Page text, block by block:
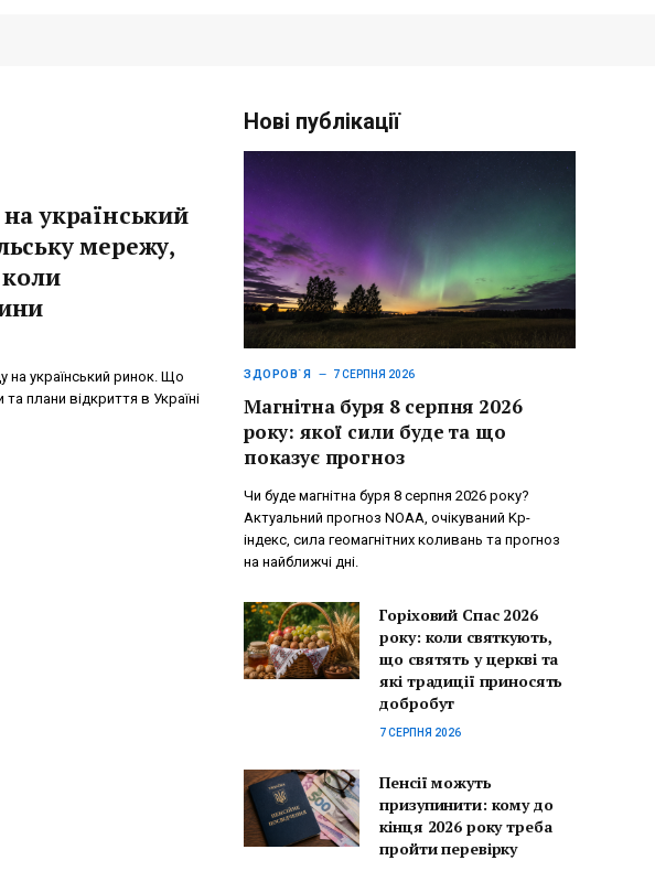
український
мережу,
коли
на український ринок. Що
плани відкриття в Україні
Нові публікації
ЗДОРОВ`Я 7 СЕРПНЯ 2026
Магнітна буря 8 серпня 2026
року: якої сили буде та що
показує прогноз
Чи буде магнітна буря 8 серпня 2026 року?
Актуальний прогноз NOAA, очікуваний Kp-
індекс, сила геомагнітних коливань та прогноз
на найближчі дні.
Горіховий Спас 2026
року: коли святкують,
що святять у церкві та
які традиції приносять
добробут
7 СЕРПНЯ 2026
Пенсії можуть
призупинити: кому до
кінця 2026 року треба
пройти перевірку